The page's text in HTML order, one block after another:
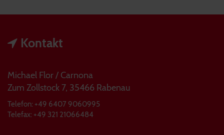
Kontakt
Michael Flor / Carnona
Zum Zollstock 7, 35466 Rabenau
Telefon: +49 6407 9060995
Telefax: +49 321 21066484